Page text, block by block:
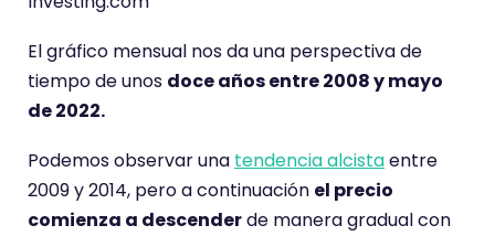
El gráfico mensual nos da una perspectiva de
tiempo de unos doce años entre 2008 y mayo
de 2022.
Podemos observar una tendencia alcistaentre
2009 y 2014, pero a continuación el precio
comienza a descenderde manera gradual con